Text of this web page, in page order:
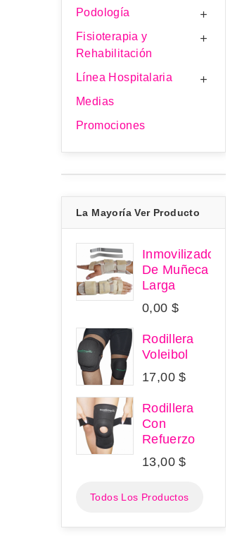
Podología 
Fisioterapia y
Rehabilitación

Línea Hospitalaria 
Medias
Promociones
La Mayoría Ver Producto
Inmovilizador
De Muñeca
Larga
0,00 $
Rodillera
Voleibol
17,00 $
Rodillera
Con
Refuerzo
13,00 $
Todos Los Productos